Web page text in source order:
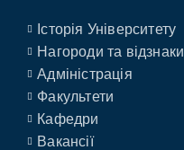
Історія Університету
Нагороди та відзнаки
Адміністрація
Факультети
Кафедри
Вакансії